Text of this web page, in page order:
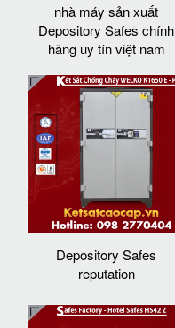
nhà máy sản xuất
Depository Safes chính
hãng uy tín việt nam
Depository Safes
reputation